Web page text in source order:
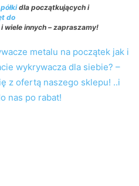
dla początkujących i
do
i wiele innych – zapraszamy!
metalu na początek jak i
wykrywacza dla siebie? –
z ofertą naszego sklepu! ..i
nas po rabat!